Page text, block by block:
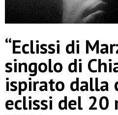
“Eclissi di
singolo di
ispirato dalla
eclissi del 20